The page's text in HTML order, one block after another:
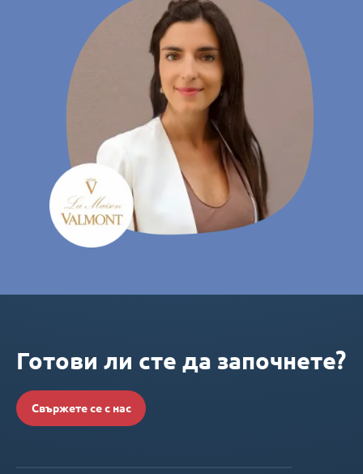
Готови ли сте да започнете?
Свържете се с нас